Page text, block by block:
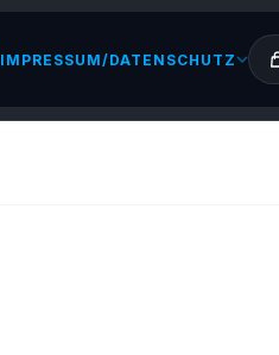
IMPRESSUM/DATENSCHUTZ